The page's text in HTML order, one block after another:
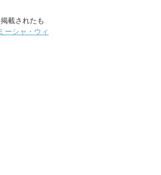
載されたも
ミーシャ・ウィ